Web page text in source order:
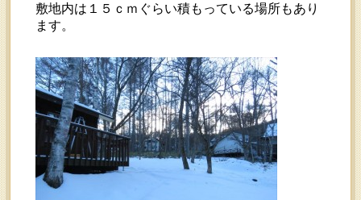
敷地内は１５ｃｍぐらい積もっている場所もあり
ます。